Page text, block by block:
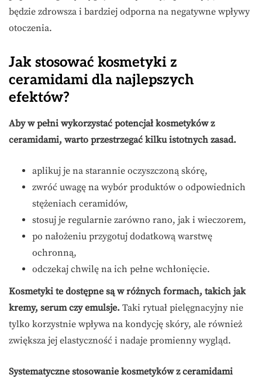
będzie zdrowsza i bardziej odporna na negatywne wpływy
otoczenia.
Jak stosować kosmetyki z
ceramidami dla najlepszych
efektów?
Aby w pełni wykorzystać potencjał kosmetyków z
ceramidami, warto przestrzegać kilku istotnych zasad.
aplikuj je na starannie oczyszczoną skórę,
zwróć uwagę na wybór produktów o odpowiednich
stężeniach ceramidów,
stosuj je regularnie zarówno rano, jak i wieczorem,
po nałożeniu przygotuj dodatkową warstwę
ochronną,
odczekaj chwilę na ich pełne wchłonięcie.
Kosmetyki te dostępne są w różnych formach, takich jak
kremy, serum czy emulsje. Taki rytuał pielęgnacyjny nie
tylko korzystnie wpływa na kondycję skóry, ale również
zwiększa jej elastyczność i nadaje promienny wygląd.
Systematyczne stosowanie kosmetyków z ceramidami